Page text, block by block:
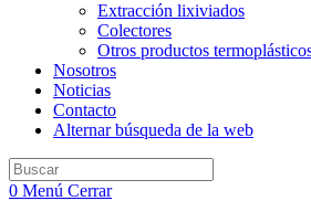
Extracción lixiviados
Colectores
Otros productos
Nosotros
Noticias
Contacto
Alternar búsqueda de la web
0 Menú Cerrar